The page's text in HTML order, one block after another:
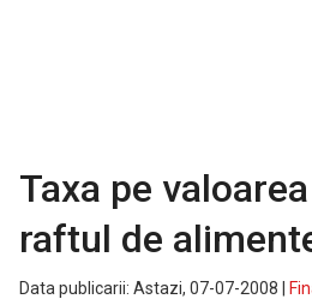
Taxa pe
raftul de
Data publicarii: Astazi, 07-07-2008 |